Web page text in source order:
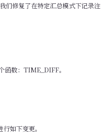
修复了在特定汇总模式下记录注
函数：TIME_DIFF。
如下变更。